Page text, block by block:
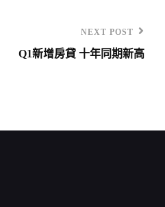
Post
NEXT POST
Q1新增房貸 十年同期新高